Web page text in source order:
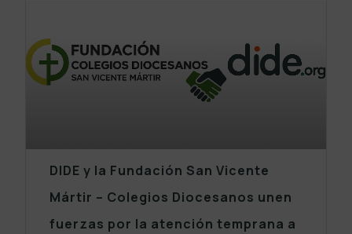
DIDE y la Fundación San Vicente
Mártir – Colegios Diocesanos unen
fuerzas por la atención temprana a